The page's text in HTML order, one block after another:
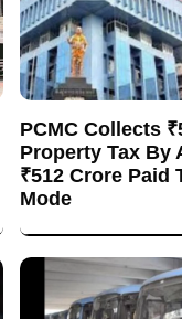
PCMC Collects
Property Tax By
₹512 Crore Paid
Mode